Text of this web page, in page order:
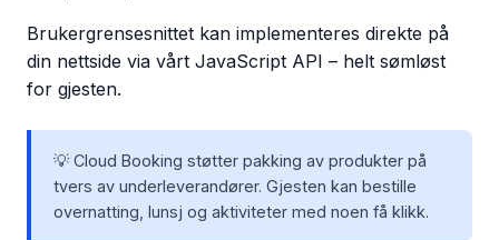
Brukergrensesnittet kan implementeres direkte på
din nettside via vårt JavaScript API – helt sømløst
for gjesten.
💡 Cloud Booking støtter pakking av produkter på
tvers av underleverandører. Gjesten kan bestille
overnatting, lunsj og aktiviteter med noen få klikk.